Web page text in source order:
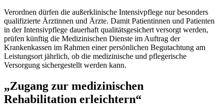
Verordnen dürfen die außerklinische Intensivpflege nur besonders
qualifizierte Ärztinnen und Ärzte. Damit Patientinnen und Patienten
in der Intensivpflege dauerhaft qualitätsgesichert versorgt werden,
prüfen künftig die Medizinischen Dienste im Auftrag der
Krankenkassen im Rahmen einer persönlichen Begutachtung am
Leistungsort jährlich, ob die medizinische und pflegerische
Versorgung sichergestellt werden kann.
„Zugang zur medizinischen
Rehabilitation erleichtern“